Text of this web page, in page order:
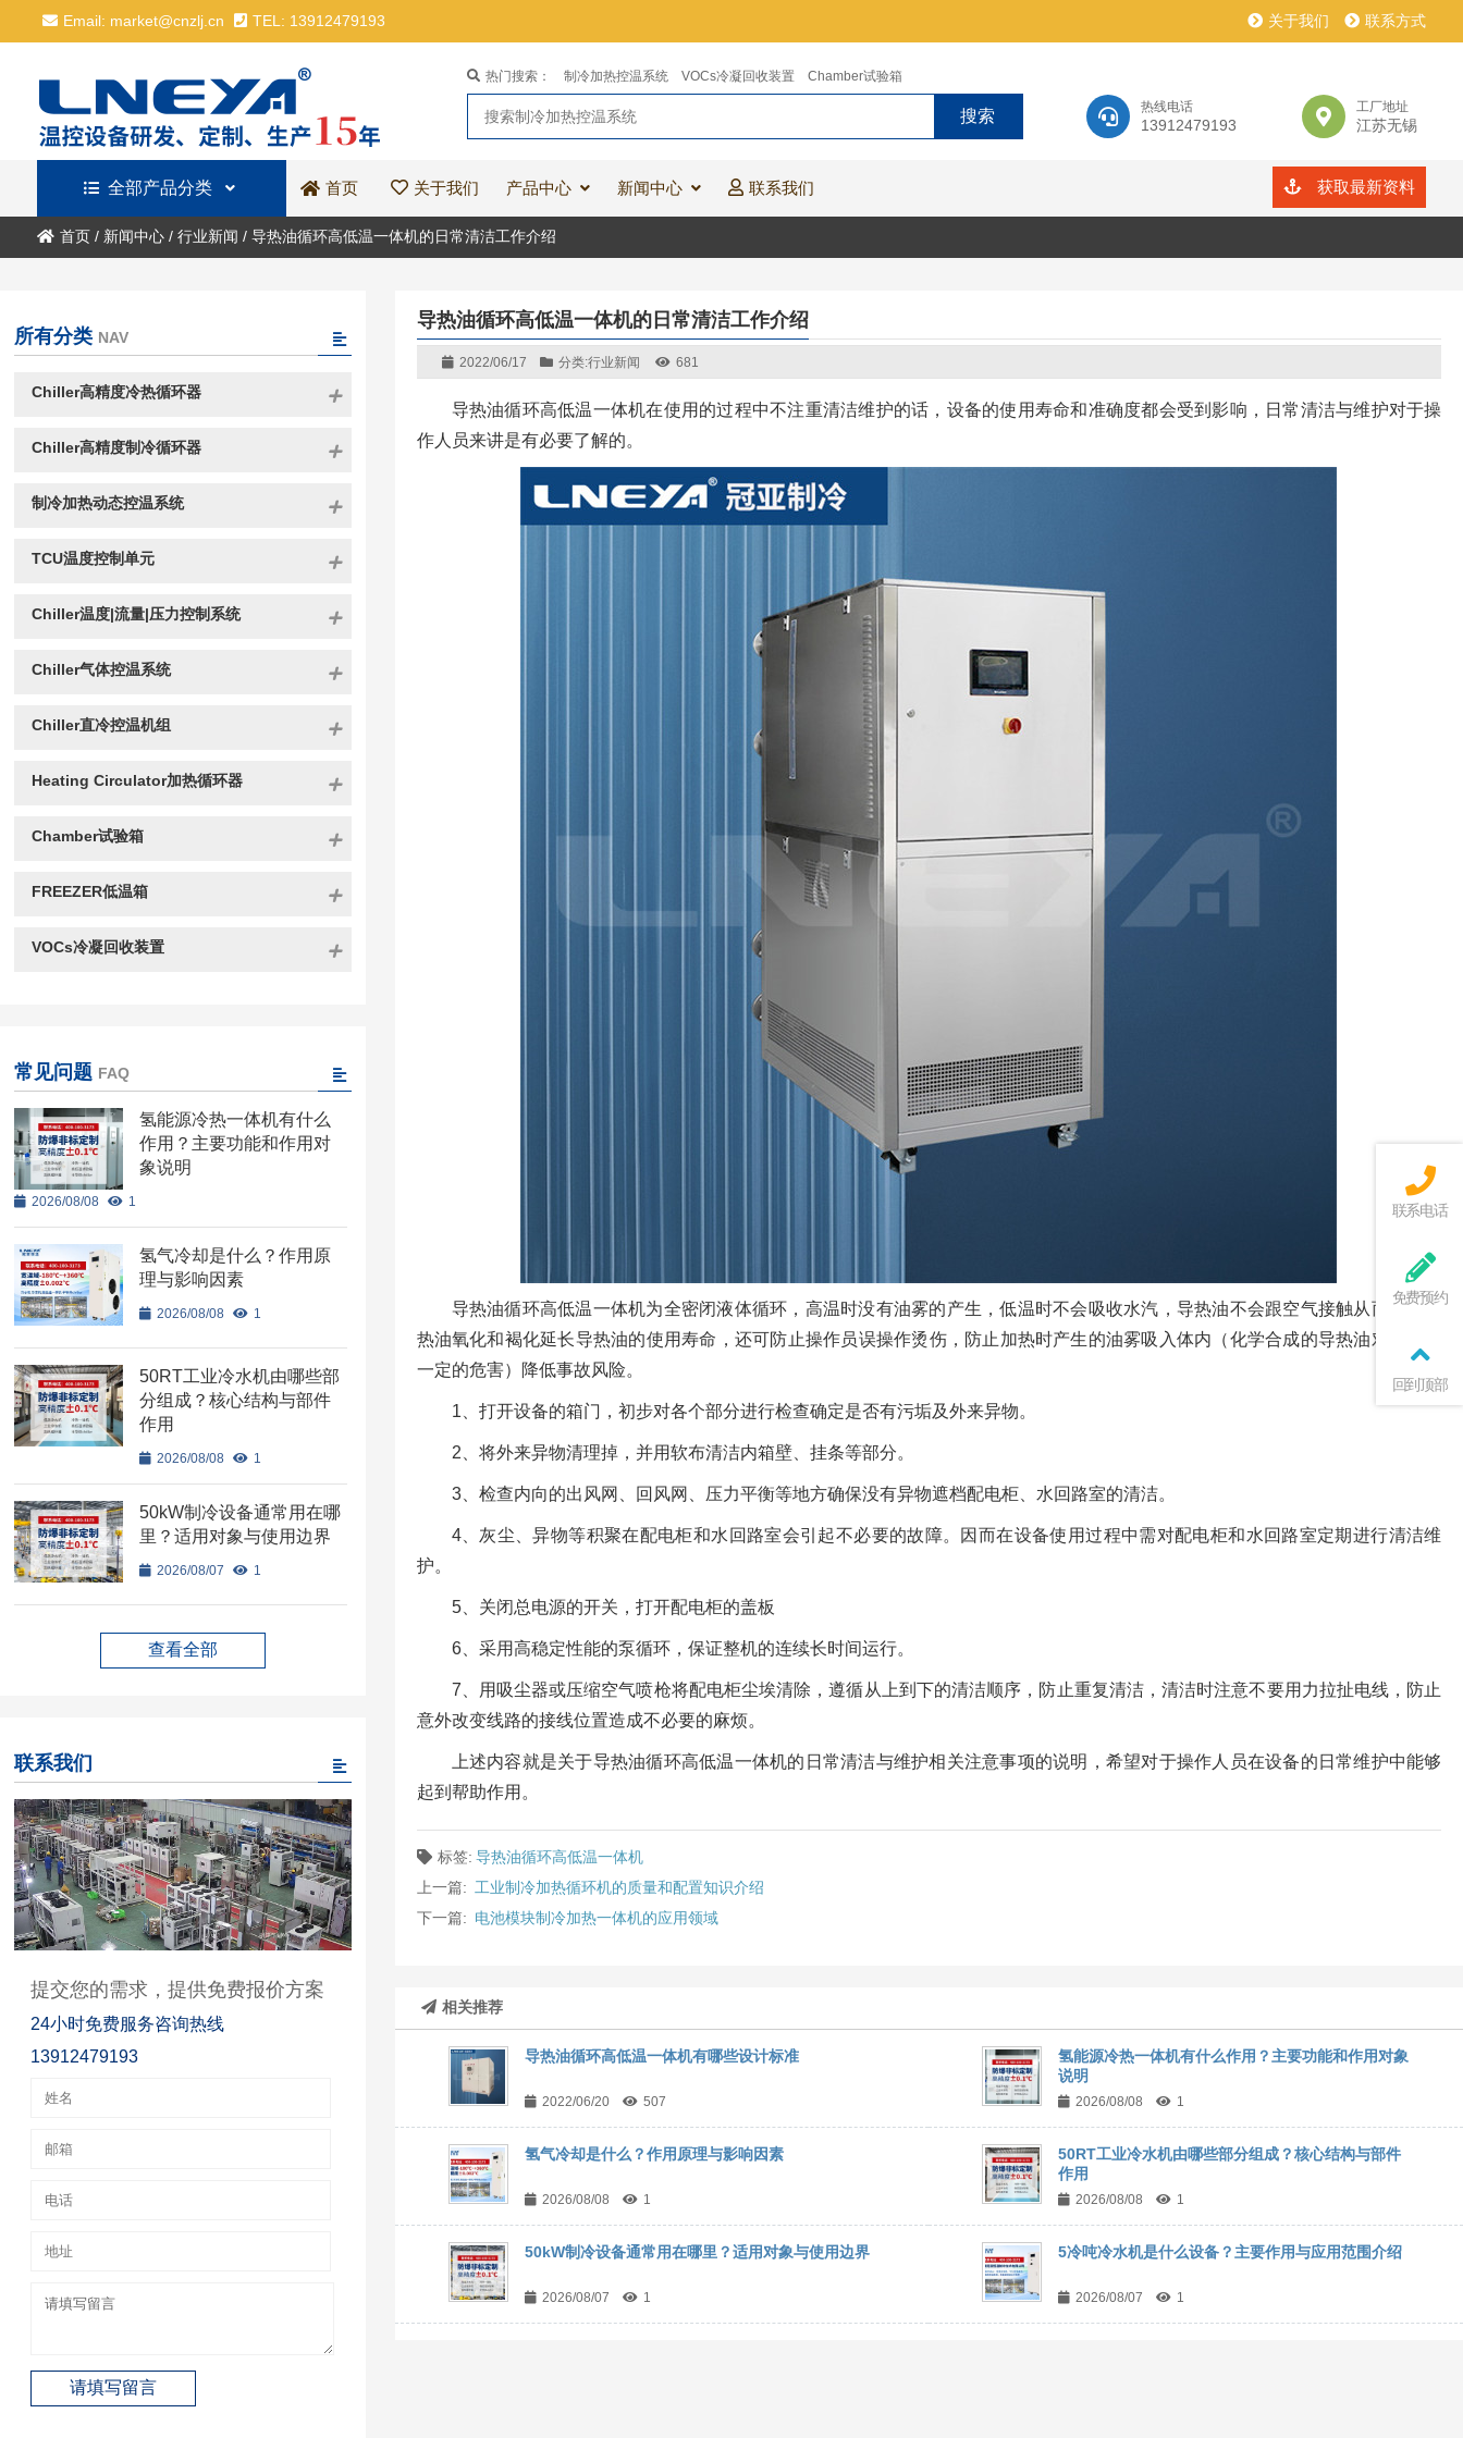
Email: market@cnzlj.cn TEL: 13912479193 关于我们 联系方式
热线电话
13912479193
工厂地址
江苏无锡
热门搜索： 制冷加热控温系统 VOCs冷凝回收装置 Chamber试验箱
全部产品分类 首页 关于我们 产品中心 新闻中心 联系我们 获取最新资料
首页/ 新闻中心/ 行业新闻 / 导热油循环高低温一体机的日常清洁工作介绍
导热油循环高低温一体机的日常清洁工作介绍
2022/06/17 分类:行业新闻 681
导热油循环高低温一体机在使用的过程中不注重清洁维护的话，设备的使用寿命和准确度都会受到影响，日常清洁与维护对于操
作人员来讲是有必要了解的。
导热油循环高低温一体机为全密闭液体循环，高温时没有油雾的产生，低温时不会吸收水汽，导热油不会跟空气接触从而防止导
热油氧化和褐化延长导热油的使用寿命，还可防止操作员误操作烫伤，防止加热时产生的油雾吸入体内（化学合成的导热油对人体有
一定的危害）降低事故风险。
1、打开设备的箱门，初步对各个部分进行检查确定是否有污垢及外来异物。
2、将外来异物清理掉，并用软布清洁内箱壁、挂条等部分。
3、检查内向的出风网、回风网、压力平衡等地方确保没有异物遮档配电柜、水回路室的清洁。
4、灰尘、异物等积聚在配电柜和水回路室会引起不必要的故障。因而在设备使用过程中需对配电柜和水回路室定期进行清洁维
护。
5、关闭总电源的开关，打开配电柜的盖板
6、采用高稳定性能的泵循环，保证整机的连续长时间运行。
7、用吸尘器或压缩空气喷枪将配电柜尘埃清除，遵循从上到下的清洁顺序，防止重复清洁，清洁时注意不要用力拉扯电线，防止
意外改变线路的接线位置造成不必要的麻烦。
上述内容就是关于导热油循环高低温一体机的日常清洁与维护相关注意事项的说明，希望对于操作人员在设备的日常维护中能够
起到帮助作用。
标签: 导热油循环高低温一体机
上一篇: 工业制冷加热循环机的质量和配置知识介绍
下一篇: 电池模块制冷加热一体机的应用领域
相关推荐
导热油循环高低温一体机有哪些设计标准
2022/06/20 507
氢能源冷热一体机有什么作用？主要功能和作用对象
说明
2026/08/08 1
氢气冷却是什么？作用原理与影响因素
2026/08/08 1
50RT工业冷水机由哪些部分组成？核心结构与部件
作用
2026/08/08 1
50kW制冷设备通常用在哪里？适用对象与使用边界
2026/08/07 1
5冷吨冷水机是什么设备？主要作用与应用范围介绍
2026/08/07 1
所有分类 NAV
Chiller高精度冷热循环器
Chiller高精度制冷循环器
制冷加热动态控温系统
TCU温度控制单元
Chiller温度|流量|压力控制系统
Chiller气体控温系统
Chiller直冷控温机组
Heating Circulator加热循环器
Chamber试验箱
FREEZER低温箱
VOCs冷凝回收装置
常见问题 FAQ
氢能源冷热一体机有什么
作用？主要功能和作用对
象说明
2026/08/08 1
氢气冷却是什么？作用原
理与影响因素
2026/08/08 1
50RT工业冷水机由哪些部
分组成？核心结构与部件
作用
2026/08/08 1
50kW制冷设备通常用在哪
里？适用对象与使用边界
2026/08/07 1
查看全部
联系我们
提交您的需求，提供免费报价方案
24小时免费服务咨询热线
13912479193
联系电话
免费预约
回到顶部